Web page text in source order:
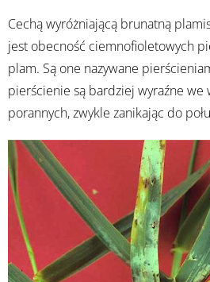
Cechą wyróżniającą brunatną
jest obecność ciemnofioletowych
plam. Są one nazywane
pierścienie są bardziej wyraźne we
porannych, zwykle zanikając do